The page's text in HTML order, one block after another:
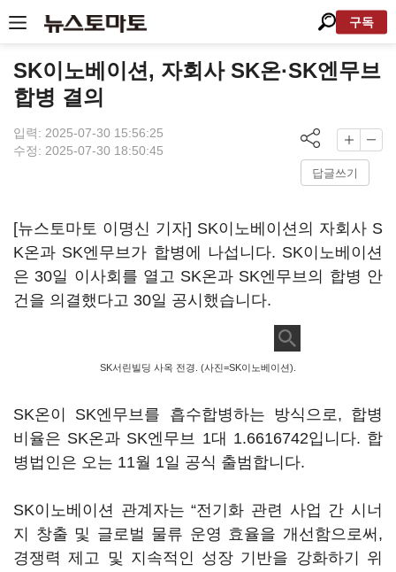
구독
SK이노베이션, 자회사 SK온·SK엔무브
합병 결의
입력: 2025-07-30 15:56:25
수정: 2025-07-30 18:50:45
답글쓰기
[뉴스토마토 이명신 기자] SK이노베이션의 자회사 S
K온과 SK엔무브가 합병에 나섭니다. SK이노베이션
은 30일 이사회를 열고 SK온과 SK엔무브의 합병 안
건을 의결했다고 30일 공시했습니다.
SK서린빌딩 사옥 전경. (사진=SK이노베이션).
SK온이 SK엔무브를 흡수합병하는 방식으로, 합병
비율은 SK온과 SK엔무브 1대 1.6616742입니다. 합
병법인은 오는 11월 1일 공식 출범합니다.
SK이노베이션 관계자는 “전기화 관련 사업 간 시너
지 창출 및 글로벌 물류 운영 효율을 개선함으로써,
경쟁력 제고 및 지속적인 성장 기반을 강화하기 위